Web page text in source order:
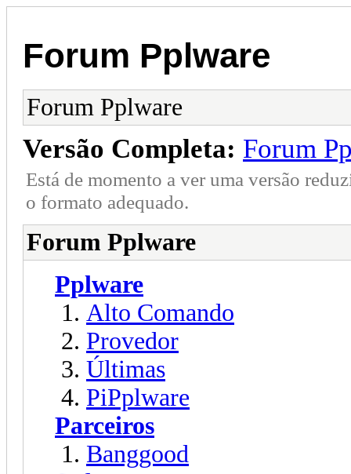
Forum Pplware
Forum Pplware
Versão Completa: Forum
Está de momento a ver uma versão
o formato adequado.
Forum Pplware
Pplware
Alto Comando
Provedor
Últimas
PiPplware
Parceiros
Banggood